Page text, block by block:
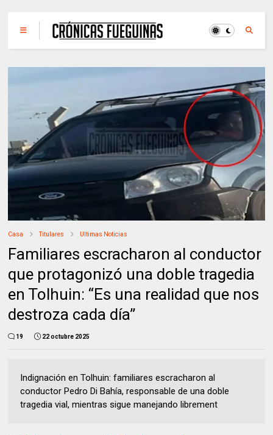
Casa Titulares Ultimas Noticias
Familiares escracharon al conductor
que protagonizó una doble tragedia
en Tolhuin: “Es una realidad que nos
destroza cada día”
19 22 octubre 2025
Indignación en Tolhuin: familiares escracharon al
conductor Pedro Di Bahía, responsable de una doble
tragedia vial, mientras sigue manejando librement